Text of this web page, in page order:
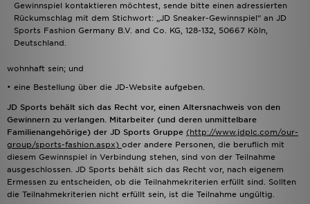
Gewinnspiel kontaktieren möchtest, sende bitte einen adressierten
Rückumschlag mit dem Stichwort: „JD Sneaker-Gewinnspiel“ an JD
Sports Fashion Germany B.V. and Co. KG, 128-132, 50667 Köln,
Deutschland.
wohnhaft sein; und
• eine Bestellung über die JD-Website aufgeben.
JD Sports behält sich das Recht vor, einen Altersnachweis von den
Gewinnern zu verlangen. Mitarbeiter (und deren unmittelbare
Familienangehörige) der JD Sports Gruppe (http://www.jdplc.com/our-
group/sports-fashion.aspx) oder andere Personen, die beruflich mit
diesem Gewinnspiel in Verbindung stehen, sind von der Teilnahme
ausgeschlossen. JD Sports behält sich das Recht vor, nach eigenem
Ermessen zu entscheiden, ob die Teilnahmekriterien erfüllt sind. Sollten
die Teilnahmekriterien nicht erfüllt sein, ist die Teilnahme ungültig.